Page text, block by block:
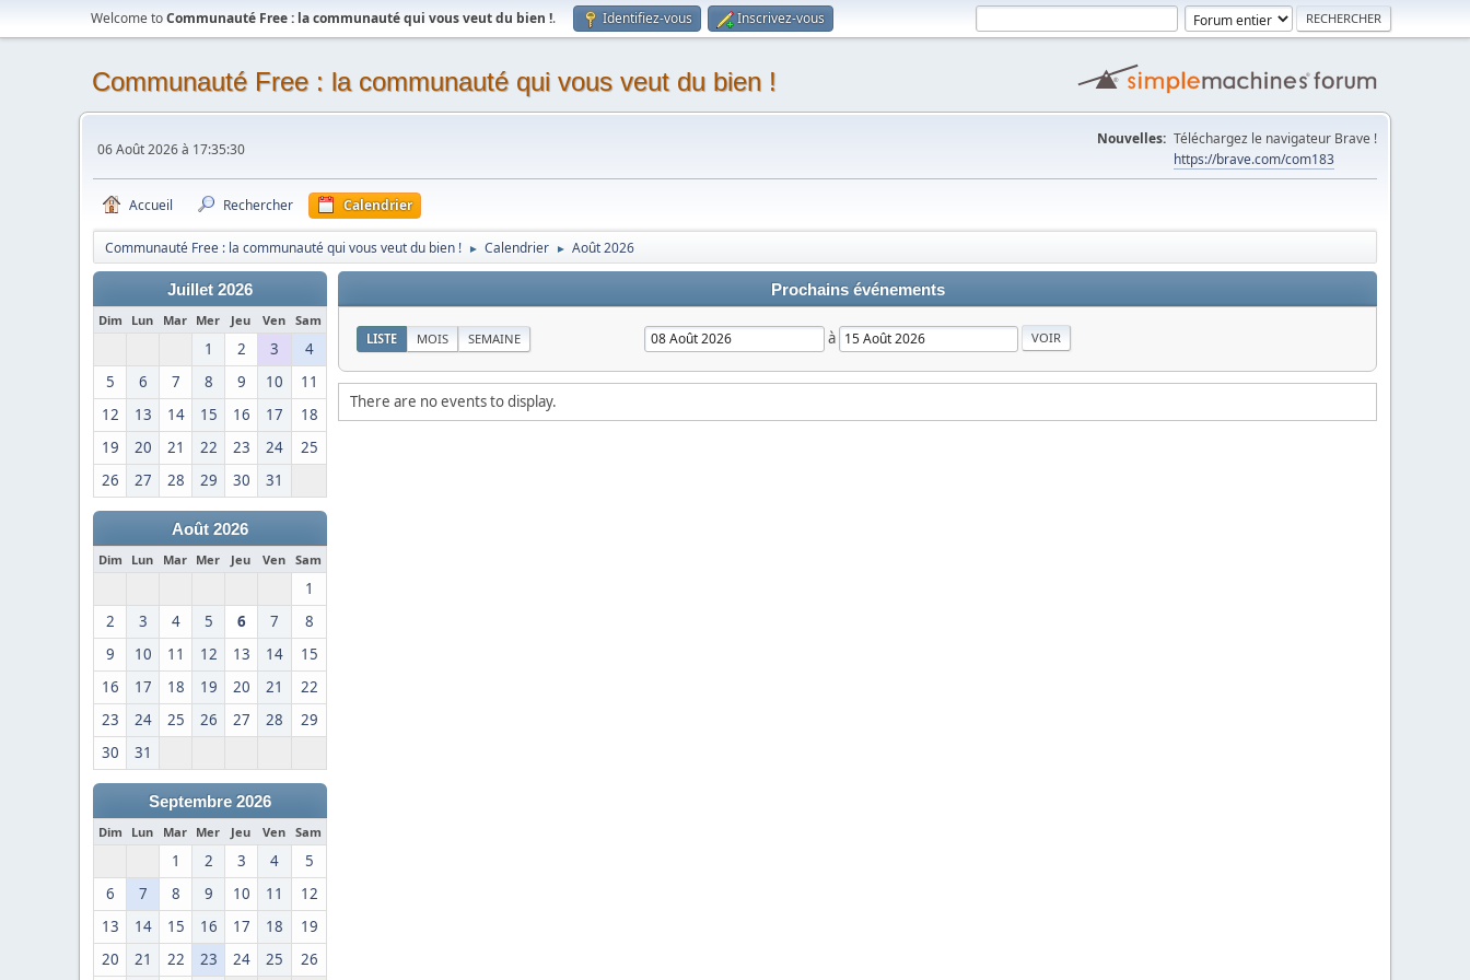
Welcome toCommunauté Free : la communauté qui vous veut du bien !. Identifiez-vous Inscrivez-vous
Communauté Free : la communauté qui vous veut du bien !
06 Août 2026 à 17:35:30
Nouvelles: Téléchargez le navigateur Brave !
https://brave.com/com183
Accueil Rechercher Calendrier
Communauté Free : la communauté qui vous veut du bien ! ► Calendrier ► Août 2026
Juillet 2026
Dim Lun Mar Mer Jeu Ven Sam
1 2 3
4
5
6 7 8 9 10
11
12
13 14 15 16 17
18
19
20 21 22 23 24
25
26
27 28 29 30 31
Août 2026
Dim Lun Mar Mer Jeu Ven Sam
1
2
3 4 5 6 7
8
9
10 11 12 13 14
15
16
17 18 19 20 21
22
23
24 25 26 27 28
29
30
31
Septembre 2026
Dim Lun Mar Mer Jeu Ven Sam
1 2 3 4
5
6
7 8 9 10 11
12
13
14 15 16 17 18
19
20
21 22 23 24 25 26
Prochains événements
LISTE MOIS SEMAINE à
There are no events to display.